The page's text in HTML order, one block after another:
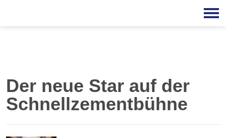
Der neue Star auf der
Schnellzementbühne